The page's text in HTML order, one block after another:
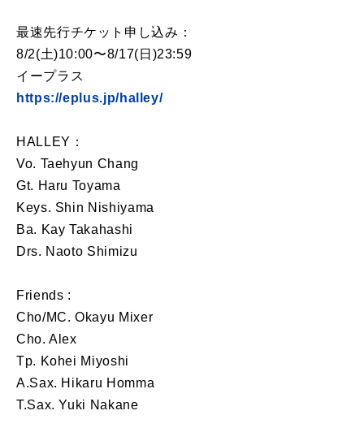
最速先行チケット申し込み：
8/2(土)10:00〜8/17(日)23:59
イープラス
https://eplus.jp/halley/
HALLEY：
Vo. Taehyun Chang
Gt. Haru Toyama
Keys. Shin Nishiyama
Ba. Kay Takahashi
Drs. Naoto Shimizu
Friends :
Cho/MC. Okayu Mixer
Cho. Alex
Tp. Kohei Miyoshi
A.Sax. Hikaru Homma
T.Sax. Yuki Nakane